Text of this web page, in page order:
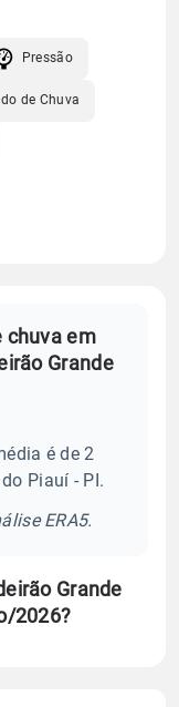
Pressão
de Chuva
chuva em
Grande
é de 2
Piauí - PI.
ERA5.
Grande
2026?